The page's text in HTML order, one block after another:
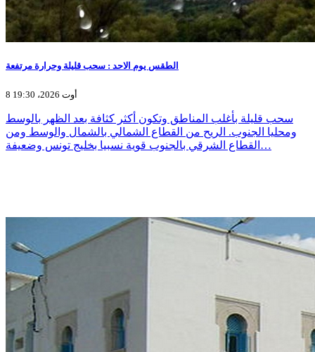
الطقس يوم الاحد : سحب قليلة وحرارة مرتفعة
8 أوت 2026، 19:30
سحب قليلة بأغلب المناطق وتكون أكثر كثافة بعد الظهر بالوسط
ومحليا الجنوب. الريح من القطاع الشمالي بالشمال والوسط ومن
القطاع الشرقي بالجنوب قوية نسبيا بخليج تونس وضعيفة…